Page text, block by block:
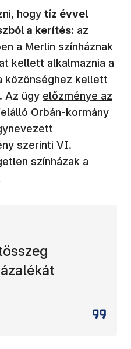
hogy tíz évvel
a kerítés: az
a Merlin színháznak
kellett alkalmaznia a
közönséghez kellett
Az ügy (új ablakban
előzménye az
Orbán-kormány
szerinti VI.
színházak a